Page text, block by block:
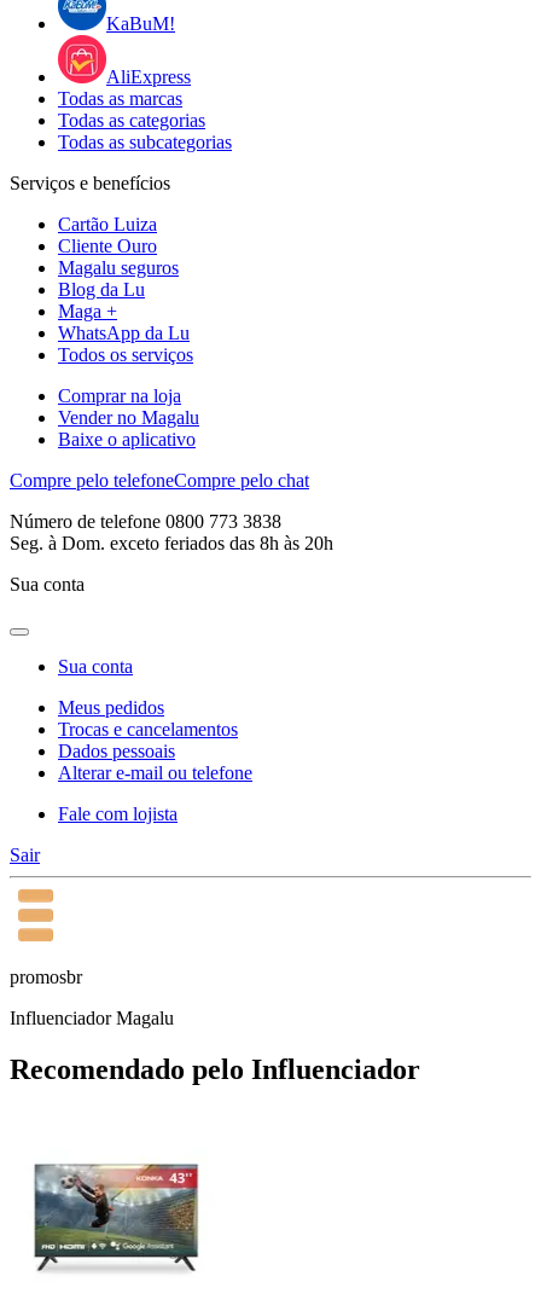
KaBuM!
AliExpress
Todas as marcas
Todas as categorias
Todas as subcategorias
Serviços e benefícios
Cartão Luiza
Cliente Ouro
Magalu seguros
Blog da Lu
Maga +
WhatsApp da Lu
Todos os serviços
Comprar na loja
Vender no Magalu
Baixe o aplicativo
Compre pelo telefoneCompre pelo chat
Número de telefone 0800 773 3838
Seg. à Dom. exceto feriados das 8h às 20h
Sua conta
Sua conta
Meus pedidos
Trocas e cancelamentos
Dados pessoais
Alterar e-mail ou telefone
Fale com lojista
Sair
promosbr
Influenciador Magalu
Recomendado pelo Influenciador